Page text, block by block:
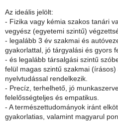
Az ideális jelölt:
- Fizika vagy kémia szakos tanári
vegyész (egyetemi szintű)
- legalább 3 év szakmai és
gyakorlattal, jó tárgyalási és gyors
- és legalább társalgási szintű
felül magas szintű szakmai (írásos)
nyelvtudással rendelkezik.
- Precíz, terhelhető, jó
felelősségteljes és empatikus.
- A természettudományok iránt
gyakorlatias, valamint magyarul